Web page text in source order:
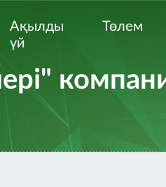
Ақылды
үй
Төлем